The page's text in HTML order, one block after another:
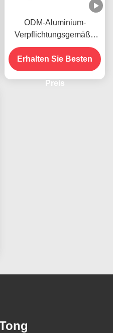
ODM-Aluminium-
Verpflichtungsgemäße
Straßenschilder für
Fahrzeuge, die gedruckt
werden können
Erhalten Sie Besten
Preis